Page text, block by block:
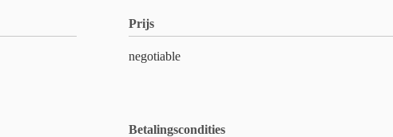
Prijs
negotiable
Betalingscondities